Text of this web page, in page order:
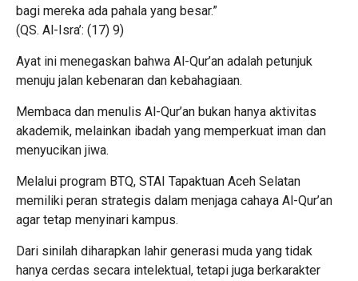
bagi mereka ada pahala yang besar.”
(QS. Al-Isra’: (17) 9)
Ayat ini menegaskan bahwa Al-Qur’an adalah petunjuk
menuju jalan kebenaran dan kebahagiaan.
Membaca dan menulis Al-Qur’an bukan hanya aktivitas
akademik, melainkan ibadah yang memperkuat iman dan
menyucikan jiwa.
Melalui program BTQ, STAI Tapaktuan Aceh Selatan
memiliki peran strategis dalam menjaga cahaya Al-Qur’an
agar tetap menyinari kampus.
Dari sinilah diharapkan lahir generasi muda yang tidak
hanya cerdas secara intelektual, tetapi juga berkarakter